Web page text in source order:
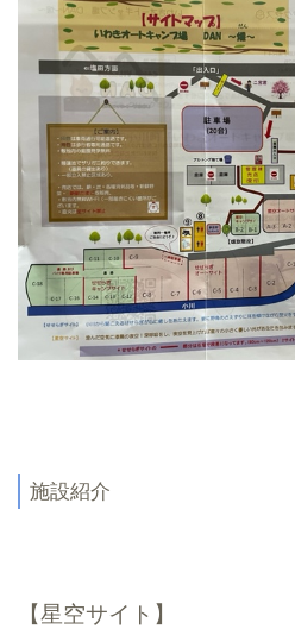
施設紹介
【星空サイト】